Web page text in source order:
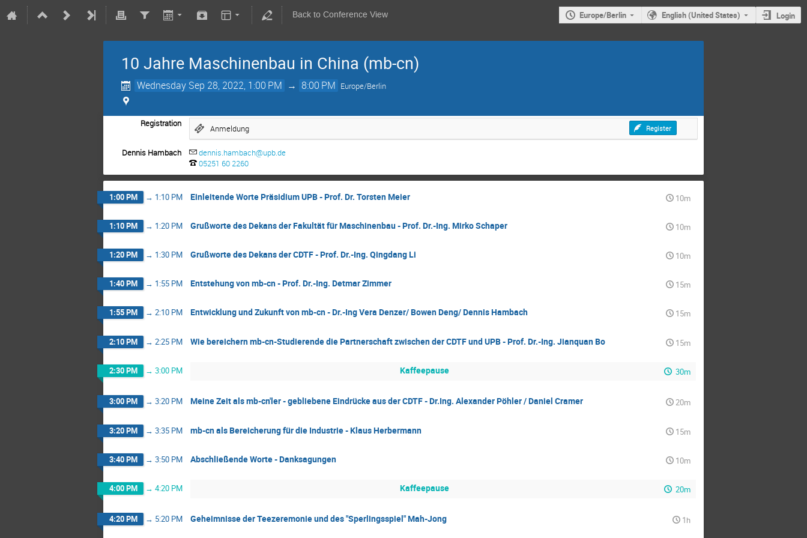
Back to Conference View Europe/Berlin English (United States) Login
10 Jahre Maschinenbau in China (mb-cn)
Wednesday Sep 28, 2022, 1:00 PM → 8:00 PM Europe/Berlin
Registration Anmeldung Register
Dennis Hambach
dennis.hambach@upb.de
05251 60 2260
1:00 PM → 1:10 PM Einleitende Worte Präsidium UPB - Prof. Dr. Torsten Meier 10m
1:10 PM → 1:20 PM Grußworte des Dekans der Fakultät für Maschinenbau - Prof. Dr.-Ing. Mirko Schaper 10m
1:20 PM → 1:30 PM Grußworte des Dekans der CDTF - Prof. Dr.-Ing. Qingdang Li 10m
1:40 PM → 1:55 PM Entstehung von mb-cn - Prof. Dr.-Ing. Detmar Zimmer 15m
1:55 PM → 2:10 PM Entwicklung und Zukunft von mb-cn - Dr.-Ing Vera Denzer/ Bowen Deng/ Dennis Hambach 15m
2:10 PM → 2:25 PM Wie bereichern mb-cn-Studierende die Partnerschaft zwischen der CDTF und UPB - Prof. Dr.-Ing. Jianquan Bo 15m
2:30 PM → 3:00 PM Kaffeepause 30m
3:00 PM → 3:20 PM Meine Zeit als mb-cn'ler - gebliebene Eindrücke aus der CDTF - Dr.Ing. Alexander Pöhler / Daniel Cramer 20m
3:20 PM → 3:35 PM mb-cn als Bereicherung für die Industrie - Klaus Herbermann 15m
3:40 PM → 3:50 PM Abschließende Worte - Danksagungen 10m
4:00 PM → 4:20 PM Kaffeepause 20m
4:20 PM → 5:20 PM Geheimnisse der Teezeremonie und des "Sperlingsspiel" Mah-Jong 1h